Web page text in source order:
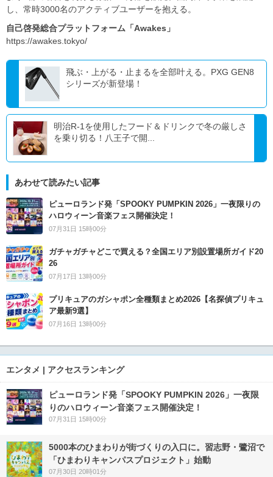
し、常時3000名のアクティブユーザーを抱える。​
自己啓発総合プラットフォーム「Awakes」
​https://awakes.tokyo/
飛ぶ・上がる・止まるを全部叶える。PXG GEN8
シリーズが新登場！
明治R-1を使用したフード＆ドリンクで冬の厳しさ
を乗り切る！八王子で開...
あわせて読みたい記事
ピューロランド発「SPOOKY PUMPKIN 2026」一夜限りの
ハロウィーン音楽フェス開催決定！
07月31日 15時00分
ガチャガチャどこで買える？全国エリア別設置場所ガイド20
26
07月17日 13時00分
プリキュアのガシャポン全種類まとめ2026【名探偵プリキュ
ア最新9選】
07月16日 13時00分
エンタメ | アクセスランキング
ピューロランド発「SPOOKY PUMPKIN 2026」一夜限
りのハロウィーン音楽フェス開催決定！
07月31日 15時00分
5000本のひまわりが街づくりの入口に。習志野・鷺沼で
「ひまわりキャンパスプロジェクト」始動
07月30日 20時01分